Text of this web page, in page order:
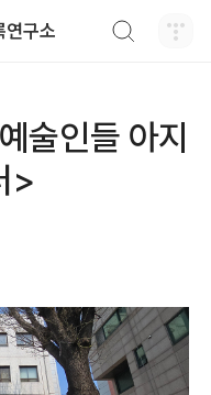
연구소
인들 아지
>